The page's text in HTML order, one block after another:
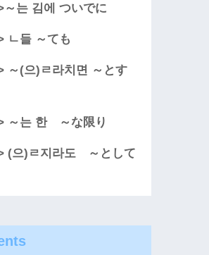
는 김에 ついでに
ㄴ들 ～ても
～(으)ㄹ라치면 ～とす
～는 한 ～な限り
(으)ㄹ지라도 ～として